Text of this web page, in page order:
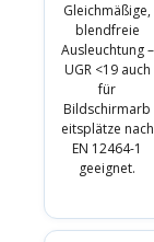
Gleichmäßige,
blendfreie
Ausleuchtung –
UGR <19 auch
für
Bildschirmarb
eitsplätze nach
EN 12464-1
geeignet.